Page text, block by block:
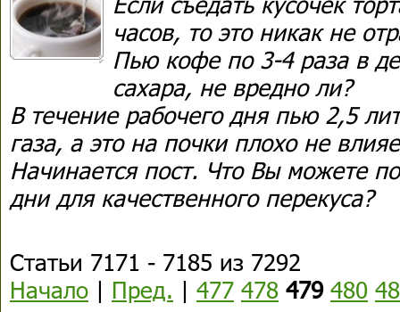
часов, то это никак не
Пью кофе по 3-4 раза в
сахара, не вредно ли?
В течение рабочего дня пью 2,5
газа, а это на почки плохо не
Начинается пост. Что Вы можете
дни для качественного перекуса?
Статьи 7171 - 7185 из 7292
Начало | Пред. | 477 478 479 480